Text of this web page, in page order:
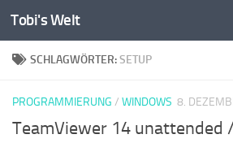
Zum Inhalt springen
Tobi's Welt
SCHLAGWÖRTER:SETUP
PROGRAMMIERUNG / WINDOWS 8.
TeamViewer 14 unattended